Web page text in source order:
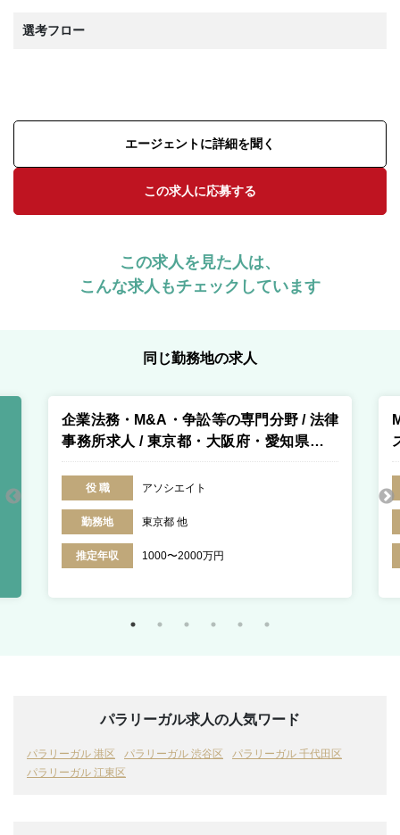
選考フロー
エージェントに詳細を聞く
この求人に応募する
この求人を見た人は、
こんな求人もチェックしています
同じ勤務地の求人
企業法務・M&A・争訟等の専門分野 / 法律
事務所求人 / 東京都・大阪府・愛知県・福
岡県・香川県・北海道
役 職 アソシエイト
勤務地 東京都 他
推定年収 1000〜2000万円
パラリーガル求人の人気ワード
パラリーガル 港区 パラリーガル 渋谷区
パラリーガル 千代田区
パラリーガル 江東区